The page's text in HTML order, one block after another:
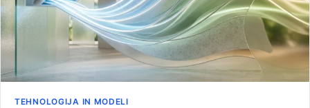
TEHNOLOGIJA IN MODELI